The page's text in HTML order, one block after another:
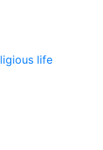
life